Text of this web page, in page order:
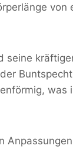
seine
was